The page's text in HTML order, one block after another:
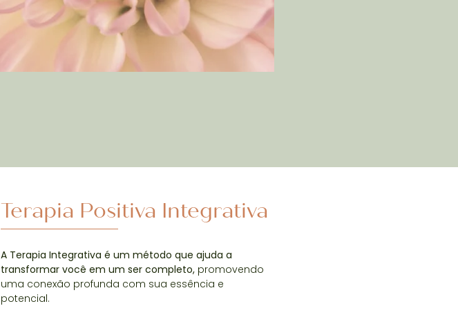
Terapia Positiva Integrativa
A Terapia Integrativa é um método que ajuda a
transformar você em um ser completo, promovendo
uma conexão profunda com sua essência e
potencial.